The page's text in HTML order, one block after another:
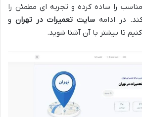
مناسب را ساده کرده و تجربه ‌ای مطمئن را
در ادامه سایت تعمیرات در تهران و
تا بیشتر با آن آشنا شوید.